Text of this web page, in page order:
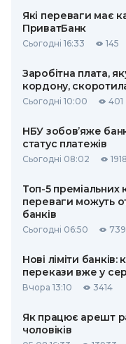
Які переваги має
ПриватБанк
Сьогодні 16:33 145
Заробітна плата,
кордону,
Сьогодні 10:00 401
НБУ зобов’яже
статус платежів
Сьогодні 08:02 1918
Топ-5 преміальних
переваги можуть
банків
Сьогодні 06:50 739
Нові ліміти
перекази вже у
Вчора 13:10 3414
Як працює арешт
чоловіків